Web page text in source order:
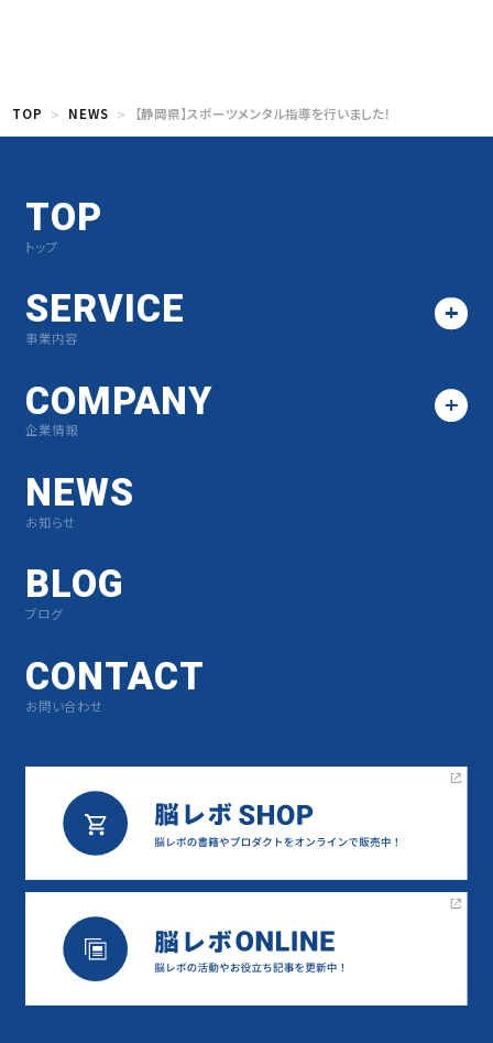
TOP NEWS 【静岡県】スポーツメンタル指導を行いました！
TOP
トップ
SERVICE
事業内容
COMPANY
企業情報
NEWS
お知らせ
BLOG
ブログ
CONTACT
お問い合わせ